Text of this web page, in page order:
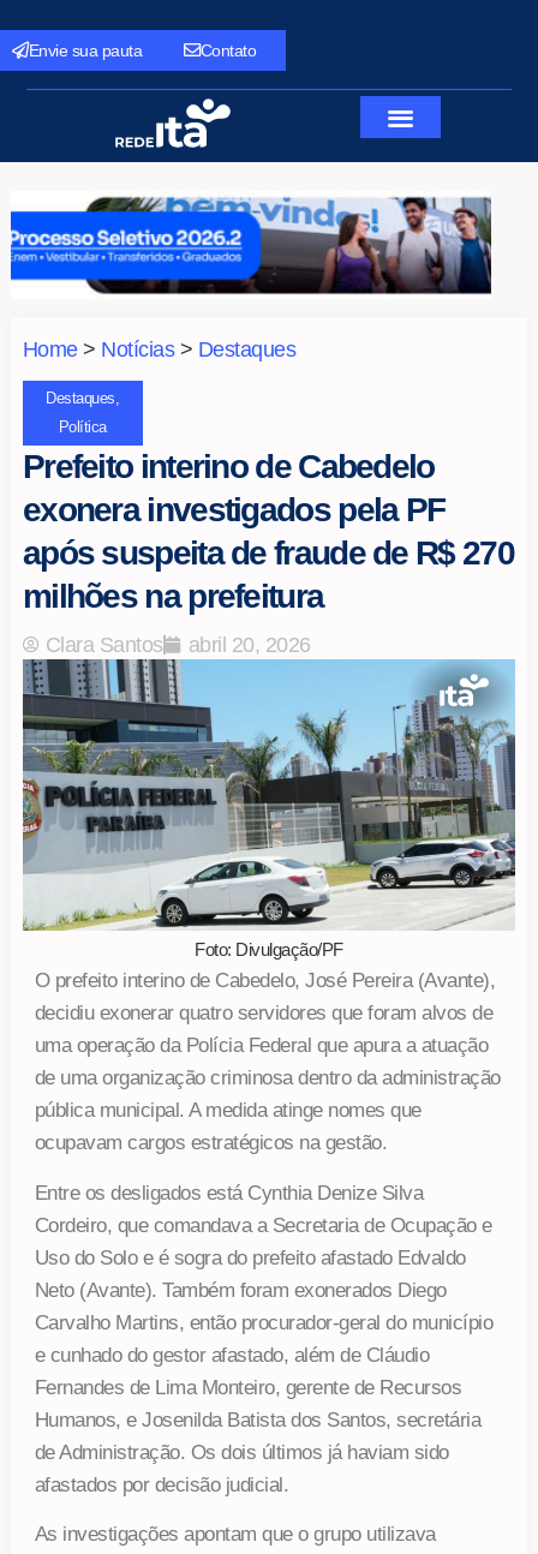
Envie sua pauta Contato
Home> Notícias> Destaques
Destaques
Política
Prefeito interino de Cabedelo
exonera investigados pela PF
após suspeita de fraude de R$ 270
milhões na prefeitura
Clara Santos abril 20, 2026
Foto: Divulgação/PF
O prefeito interino de Cabedelo, José Pereira (Avante),
decidiu exonerar quatro servidores que foram alvos de
uma operação da Polícia Federal que apura a atuação
de uma organização criminosa dentro da administração
pública municipal. A medida atinge nomes que
ocupavam cargos estratégicos na gestão.
Entre os desligados está Cynthia Denize Silva
Cordeiro, que comandava a Secretaria de Ocupação e
Uso do Solo e é sogra do prefeito afastado Edvaldo
Neto (Avante). Também foram exonerados Diego
Carvalho Martins, então procurador-geral do município
e cunhado do gestor afastado, além de Cláudio
Fernandes de Lima Monteiro, gerente de Recursos
Humanos, e Josenilda Batista dos Santos, secretária
de Administração. Os dois últimos já haviam sido
afastados por decisão judicial.
As investigações apontam que o grupo utilizava